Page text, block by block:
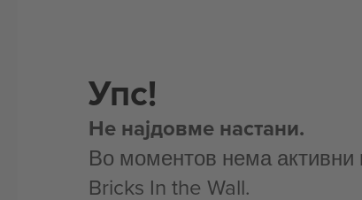
Упс!
Не најдовме настани.
Во моментов нема активни
Bricks In the Wall.